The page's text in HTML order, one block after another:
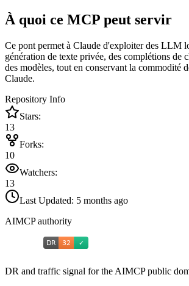
À quoi ce MCP peut servir
Ce pont permet à Claude d'exploiter des LLM
génération de texte privée, des complétions de
des modèles, tout en conservant la commodité
Claude.
Repository Info
Stars:
13
Forks:
10
Watchers:
13
Last Updated: 5 months ago
AIMCP authority
DR and traffic signal for the AIMCP public